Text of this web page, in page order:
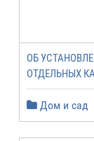
ОБ
ОТДЕЛЬНЫХ
Дом и сад